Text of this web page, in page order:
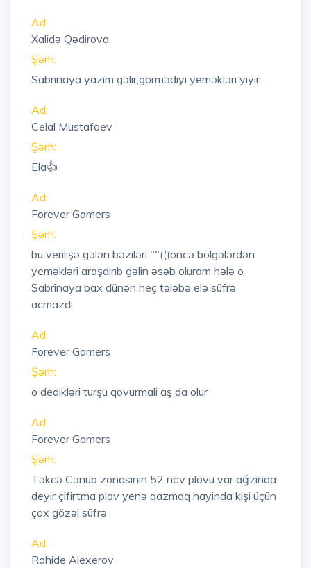
Ad:
Xalidə Qədirova
Şərh:
Sabrinaya yazım gəlir,görmədiyi yeməkləri yiyir.
Ad:
Celal Mustafaev
Şərh:
Ela👍
Ad:
Forever Gamers
Şərh:
bu verilişə gələn bəziləri ""(((öncə bölgələrdən
yeməkləri araşdırıb gəlin əsəb oluram hələ o
Sabrinaya bax dünən heç tələbə elə süfrə
acmazdi
Ad:
Forever Gamers
Şərh:
o dedikləri turşu qovurmali aş da olur
Ad:
Forever Gamers
Şərh:
Təkcə Cənub zonasının 52 növ plovu var ağzında
deyir çifirtma plov yenə qazmaq hayinda kişi üçün
çox gözəl süfrə
Ad:
Rahide Alexerov